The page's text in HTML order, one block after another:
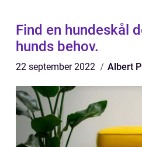
Find en hundeskål
hunds behov.
22 september 2022 Albert